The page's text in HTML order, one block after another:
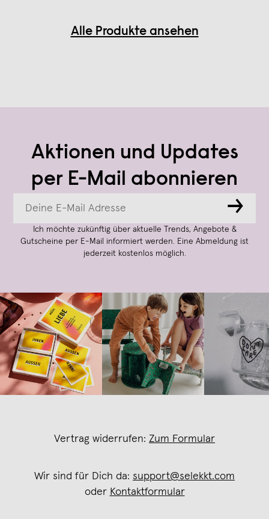
Alle Produkte ansehen
Aktionen und Updates
per E-Mail abonnieren
→
Ich möchte zukünftig über aktuelle Trends, Angebote &
Gutscheine per E-Mail informiert werden. Eine Abmeldung ist
jederzeit kostenlos möglich.
Vertrag widerrufen: Zum Formular
Wir sind für Dich da: support@selekkt.com
oder Kontaktformular